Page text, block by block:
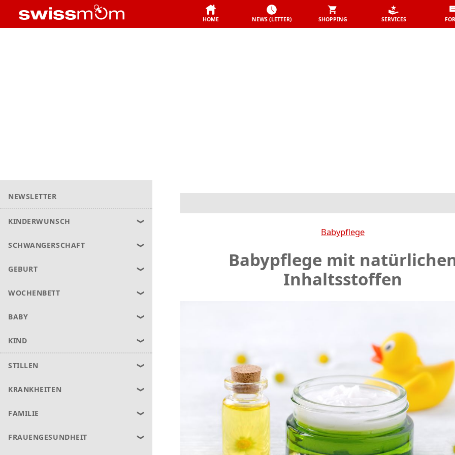
HOME NEWS (LETTER) SHOPPING SERVICES
NEWSLETTER
KINDERWUNSCH
SCHWANGERSCHAFT
GEBURT
WOCHENBETT
BABY
KIND
STILLEN
KRANKHEITEN
FAMILIE
FRAUENGESUNDHEIT
Babypflege
Babypflege mit
Inhaltsstoffen